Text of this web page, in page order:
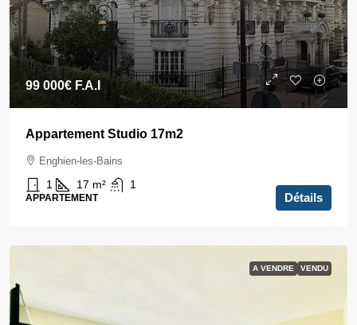
99 000€F.A.I
Appartement Studio 17m2
Enghien-les-Bains
1 17 m² 1
APPARTEMENT Détails
A VENDRE VENDU